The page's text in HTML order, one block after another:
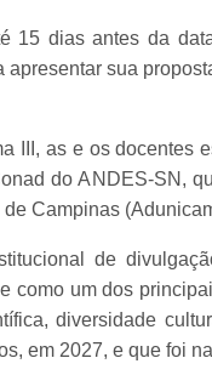
15 dias antes da
sua
III, as e os docentes
do ANDES-SN,
Campinas
de
como um dos
diversidade
em 2027, e que foi